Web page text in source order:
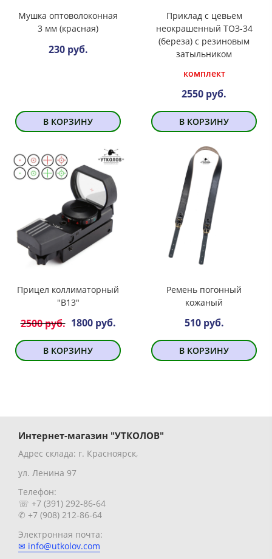
Мушка оптоволоконная
3 мм (красная)
230 руб.
В КОРЗИНУ
Приклад с цевьем
неокрашенный ТОЗ-34
(береза) с резиновым
затыльником
комплект
2550 руб.
В КОРЗИНУ
Прицел коллиматорный
"В13"
2500 руб. 1800 руб.
В КОРЗИНУ
Ремень погонный
кожаный
510 руб.
В КОРЗИНУ
Интернет-магазин "УТКОЛОВ"
Адрес склада: г. Красноярск,
ул. Ленина 97
Телефон:
☏ +7 (391) 292-86-64
✆ +7 (908) 212-86-64
Электронная почта:
✉ info@utkolov.com